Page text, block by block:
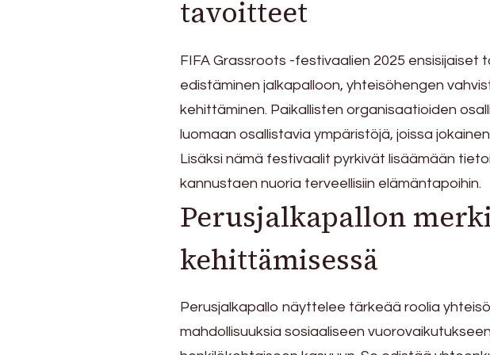
tavoitteet
FIFA Grassroots -festivaalien 2025
edistäminen jalkapalloon, yhteisöhengen
kehittäminen. Paikallisten organisaatioiden
luomaan osallistavia ympäristöjä, joissa
Lisäksi nämä festivaalit pyrkivät lisäämään
kannustaen nuoria terveellisiin elämäntapoihin.
Perusjalkapallon
kehittämisessä
Perusjalkapallo näyttelee tärkeää roolia
mahdollisuuksia sosiaaliseen